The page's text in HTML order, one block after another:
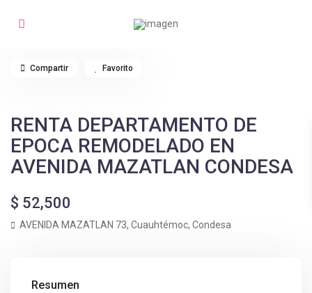
RENTA DEPARTAMENTO DE
EPOCA REMODELADO EN
AVENIDA MAZATLAN CONDESA
$ 52,500
AVENIDA MAZATLAN 73,Cuauhtémoc,Condesa
Compartir Favorito
Resumen